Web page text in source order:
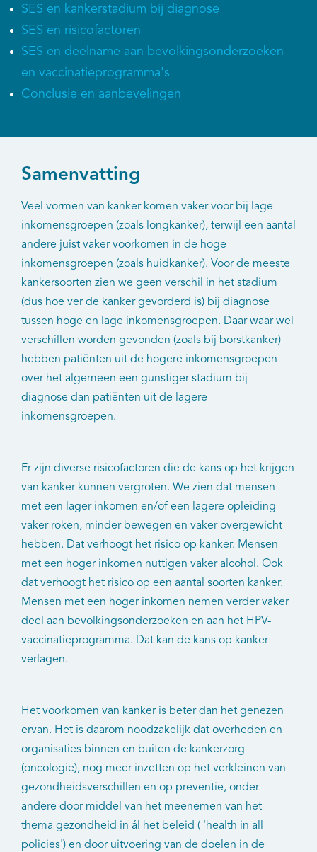
SES en kankerstadium bij diagnose
SES en risicofactoren
SES en deelname aan bevolkingsonderzoeken
en vaccinatieprogramma's
Conclusie en aanbevelingen
Samenvatting
Veel vormen van kanker komen vaker voor bij lage
inkomensgroepen (zoals longkanker), terwijl een aantal
andere juist vaker voorkomen in de hoge
inkomensgroepen (zoals huidkanker). Voor de meeste
kankersoorten zien we geen verschil in het stadium
(dus hoe ver de kanker gevorderd is) bij diagnose
tussen hoge en lage inkomensgroepen. Daar waar wel
verschillen worden gevonden (zoals bij borstkanker)
hebben patiënten uit de hogere inkomensgroepen
over het algemeen een gunstiger stadium bij
diagnose dan patiënten uit de lagere
inkomensgroepen.
Er zijn diverse risicofactoren die de kans op het krijgen
van kanker kunnen vergroten. We zien dat mensen
met een lager inkomen en/of een lagere opleiding
vaker roken, minder bewegen en vaker overgewicht
hebben. Dat verhoogt het risico op kanker. Mensen
met een hoger inkomen nuttigen vaker alcohol. Ook
dat verhoogt het risico op een aantal soorten kanker.
Mensen met een hoger inkomen nemen verder vaker
deel aan bevolkingsonderzoeken en aan het HPV-
vaccinatieprogramma. Dat kan de kans op kanker
verlagen.
Het voorkomen van kanker is beter dan het genezen
ervan. Het is daarom noodzakelijk dat overheden en
organisaties binnen en buiten de kankerzorg
(oncologie), nog meer inzetten op het verkleinen van
gezondheidsverschillen en op preventie, onder
andere door middel van het meenemen van het
thema gezondheid in ál het beleid ( 'health in all
policies') en door uitvoering van de doelen in de